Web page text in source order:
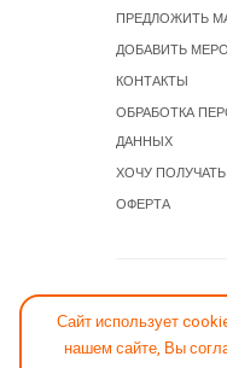
Сайт использует
нашем сайте, Вы
ПРЕДЛОЖИТЬ
ДОБАВИТЬ
КОНТАКТЫ
ОБРАБОТКА
ДАННЫХ
ХОЧУ
ОФЕРТА
© 2026
JOOMLA! CMS-